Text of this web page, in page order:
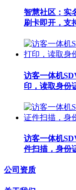
智慧社区：实
刷卡即开，支
访客一体机
印，读取身份
访客一体机
件扫描，身份
公司资质